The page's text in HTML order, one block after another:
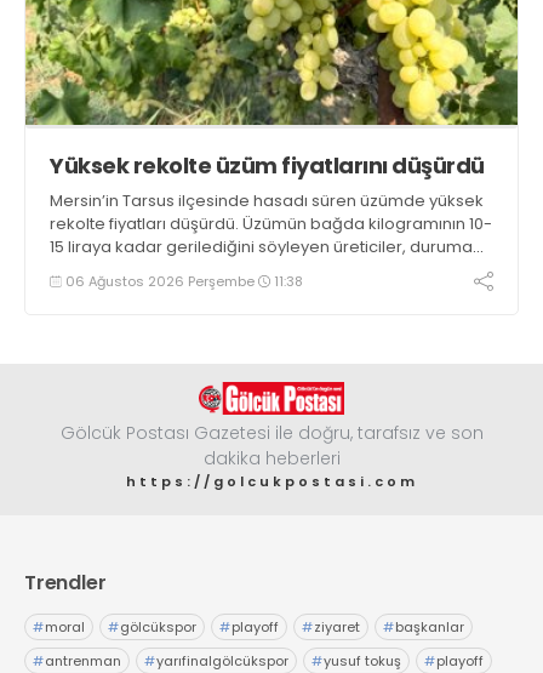
Yüksek rekolte üzüm fiyatlarını düşürdü
Mersin’in Tarsus ilçesinde hasadı süren üzümde yüksek
rekolte fiyatları düşürdü. Üzümün bağda kilogramının 10-
15 liraya kadar gerilediğini söyleyen üreticiler, duruma
tepki gösterdi
06 Ağustos 2026 Perşembe 11:38
Gölcük Postası Gazetesi ile doğru, tarafsız ve son
dakika heberleri
https://golcukpostasi.com
Trendler
#moral #gölcükspor #playoff #ziyaret #başkanlar
#antrenman #yarıfinalgölcükspor #yusuf tokuş #playoff